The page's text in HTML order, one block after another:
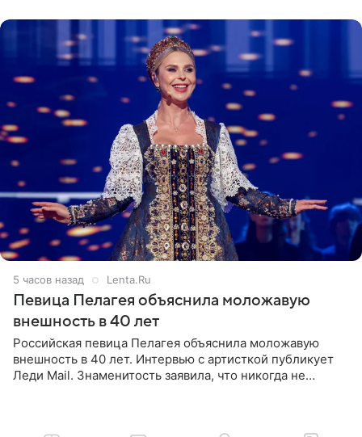
5 часов назад Lenta.Ru
Певица Пелагея объяснила моложавую
внешность в 40 лет
Российская певица Пелагея объяснила моложавую
внешность в 40 лет. Интервью с артисткой публикует
Леди Mail. Знаменитость заявила, что никогда не